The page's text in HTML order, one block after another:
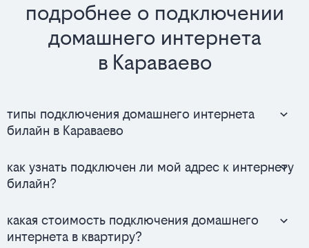
подробнее о подключении
домашнего интернета
в Караваево
типы подключения домашнего интернета
билайн в Караваево
как узнать подключен ли мой адрес к интернету
билайн?
какая стоимость подключения домашнего
интернета в квартиру?